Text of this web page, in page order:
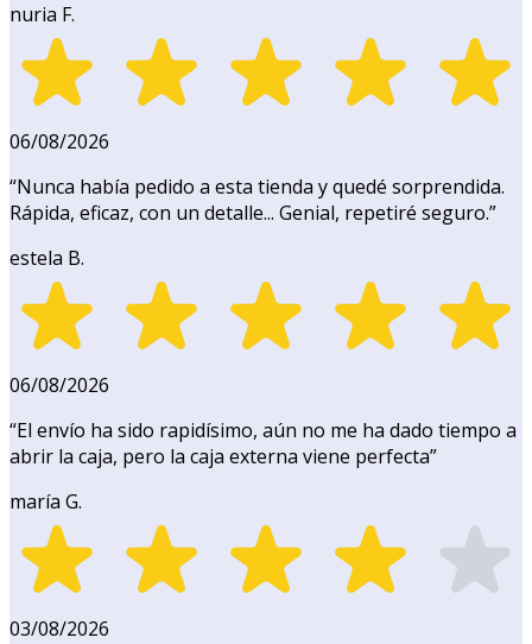
nuria F.
06/08/2026
“Nunca había pedido a esta tienda y quedé sorprendida.
Rápida, eficaz, con un detalle... Genial, repetiré seguro.”
estela B.
06/08/2026
“El envío ha sido rapidísimo, aún no me ha dado tiempo a
abrir la caja, pero la caja externa viene perfecta”
maría G.
03/08/2026